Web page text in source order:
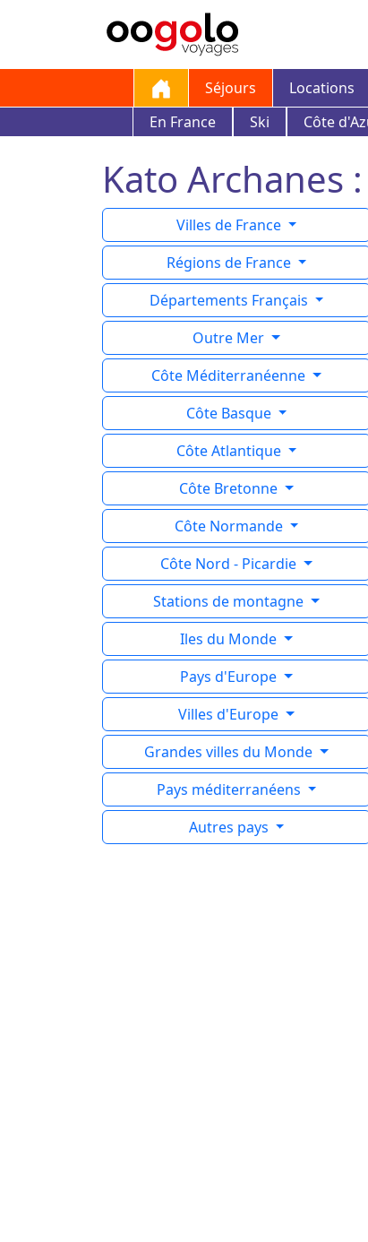
Séjours Locations
En France
Ski Côte
Kato Archanes
Villes de France
Régions de France
Départements Français
Outre Mer
Côte Méditerranéenne
Côte Basque
Côte Atlantique
Côte Bretonne
Côte Normande
Côte Nord - Picardie
Stations de montagne
Iles du Monde
Pays d'Europe
Villes d'Europe
Grandes villes du Monde
Pays méditerranéens
Autres pays